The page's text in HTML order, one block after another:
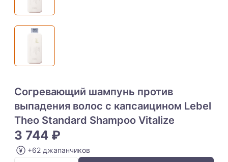
Согревающий шампунь против
выпадения волос с капсаицином Lebel
Theo Standard Shampoo Vitalize
3 744 ₽
+62 джапанчиков